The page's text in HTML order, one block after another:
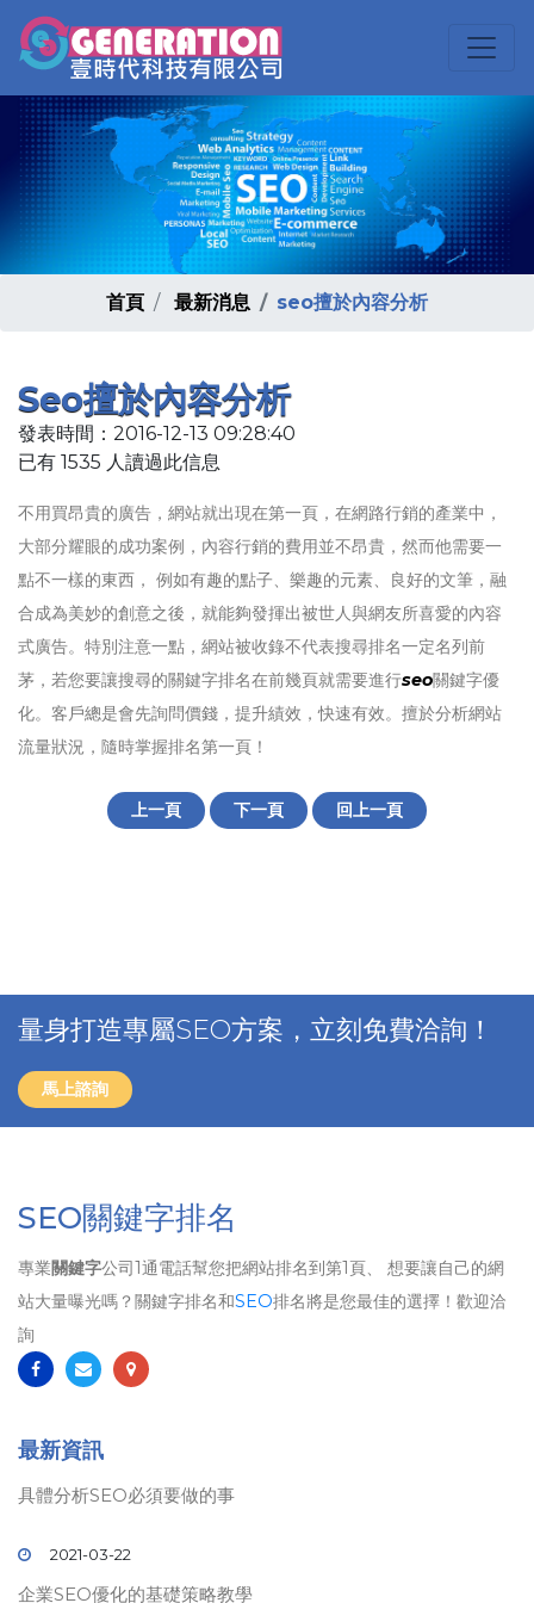
首頁 最新消息 seo擅於內容分析
Seo擅於內容分析
發表時間：2016-12-13 09:28:40
已有 1535 人讀過此信息
不用買昂貴的廣告，網站就出現在第一頁，在網路行銷的產業中，
大部分耀眼的成功案例，內容行銷的費用並不昂貴，然而他需要一
點不一樣的東西， 例如有趣的點子、樂趣的元素、良好的文筆，融
合成為美妙的創意之後，就能夠發揮出被世人與網友所喜愛的內容
式廣告。‎特別注意一點，網站被收錄不代表搜尋排名一定名列前
茅，若您要讓搜尋的關鍵字排名在前幾頁就需要進行seo關鍵字優
化。客戶總是會先詢問價錢，提升績效，快速有效。擅於分析網站
流量狀況，隨時掌握排名第一頁！
上一頁 下一頁 回上一頁
量身打造專屬SEO方案，立刻免費洽詢！
馬上諮詢
SEO關鍵字排名
專業關鍵字公司1通電話幫您把網站排名到第1頁、 想要讓自己的網
站大量曝光嗎？關鍵字排名和SEO排名將是您最佳的選擇！歡迎洽
詢
最新資訊
具體分析SEO必須要做的事
2021-03-22
企業SEO優化的基礎策略教學